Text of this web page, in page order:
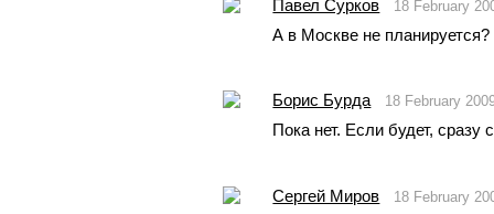
Павел Сурков 18 February
А в Москве не планируется?
Борис Бурда 18 February
Пока нет. Если будет,
Сергей Миров 18 February